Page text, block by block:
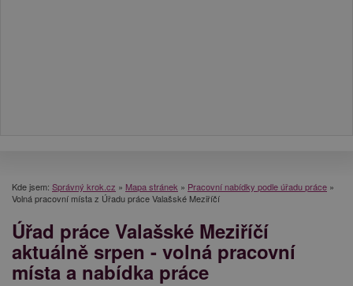
Kde jsem: Správný krok.cz » Mapa stránek » Pracovní nabídky podle úřadu práce »
Volná pracovní místa z Úřadu práce Valašské Meziříčí
Úřad práce Valašské Meziříčí
aktuálně srpen - volná pracovní
místa a nabídka práce